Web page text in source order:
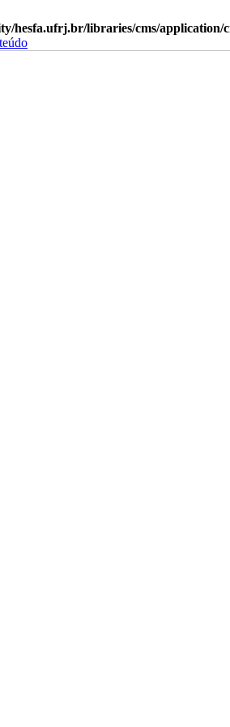
hesfa.ufrj.br/libraries/cms/application/